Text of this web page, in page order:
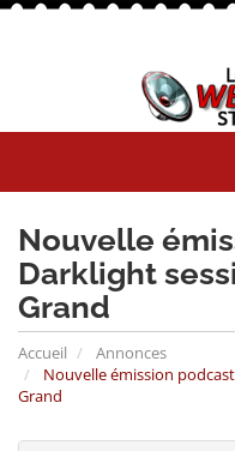
Nouvelle
Darklight
Grand
Accueil
Annonces
Nouvelle émission
Grand